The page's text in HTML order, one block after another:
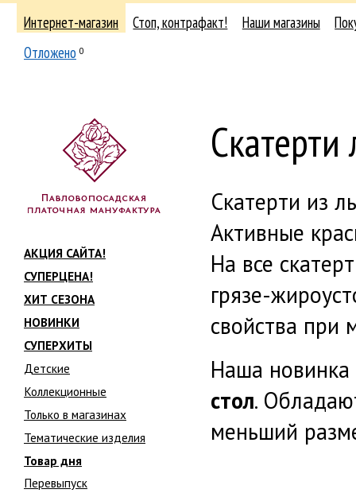
Интернет-магазин Стоп, контрафакт! Наши магазины
Отложено 0
АКЦИЯ САЙТА!
СУПЕРЦЕНА!
ХИТ СЕЗОНА
НОВИНКИ
СУПЕРХИТЫ
Детские
Коллекционные
Только в магазинах
Тематические изделия
Товар дня
Перевыпуск
Скатерти из
Активные
На все
грязе-
свойства при
Наша
стол.
меньший